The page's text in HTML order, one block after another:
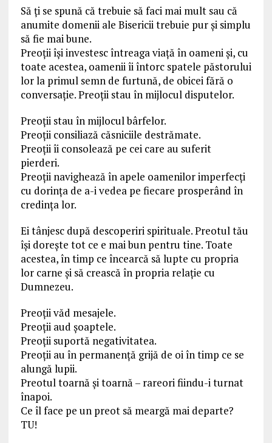
Să ți se spună că trebuie să faci mai mult sau că
anumite domenii ale Bisericii trebuie pur și simplu
să fie mai bune.
Preoții își investesc întreaga viață în oameni și, cu
toate acestea, oamenii îi întorc spatele păstorului
lor la primul semn de furtună, de obicei fără o
conversație. Preoții stau în mijlocul disputelor.
Preoții stau în mijlocul bârfelor.
Preoții consiliază căsniciile destrămate.
Preoții îi consolează pe cei care au suferit
pierderi.
Preoții navighează în apele oamenilor imperfecți
cu dorința de a-i vedea pe fiecare prosperând în
credința lor.
Ei tânjesc după descoperiri spirituale. Preotul tău
își dorește tot ce e mai bun pentru tine. Toate
acestea, în timp ce încearcă să lupte cu propria
lor carne și să crească în propria relație cu
Dumnezeu.
Preoții văd mesajele.
Preoții aud șoaptele.
Preoții suportă negativitatea.
Preoții au în permanență grijă de oi în timp ce se
alungă lupii.
Preotul toarnă și toarnă – rareori fiindu-i turnat
înapoi.
Ce îl face pe un preot să meargă mai departe?
TU!